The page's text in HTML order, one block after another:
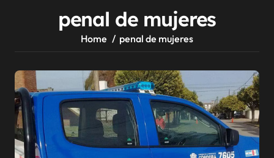
penal de mujeres
Home penal de mujeres